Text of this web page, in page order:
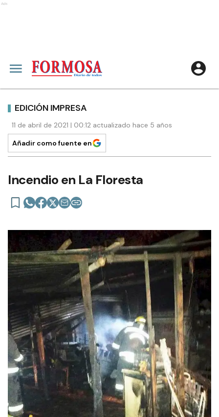
Ads
EDICIÓN IMPRESA
11 de abril de 2021 | 00:12 actualizado hace 5 años
Añadir como fuente en
Incendio en La Floresta